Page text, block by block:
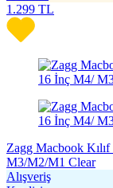
1.299 TL
Zagg Macbook
M3/M2/M1 Clear
Alışveriş